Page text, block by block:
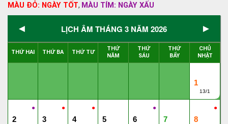
MÀU ĐỎ: NGÀY TỐT, MÀU TÍM: NGÀY XẤU
◄ LỊCH ÂM THÁNG 3 NĂM 2026 ►
THỨ HAI THỨ BA THỨ TƯ
THỨ
NĂM
THỨ
SÁU
THỨ
BẨY
CHỦ
NHẬT
1
13/1
●
2
●
3
●
4 5
●
6 7
●
8